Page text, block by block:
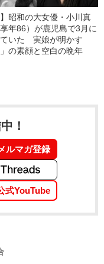
】昭和の大女優・小川真
年86）が鹿児島で3月に
いた 実娘が明かす
」の素顔と空白の晩年
！
ルマガ登録
式YouTube